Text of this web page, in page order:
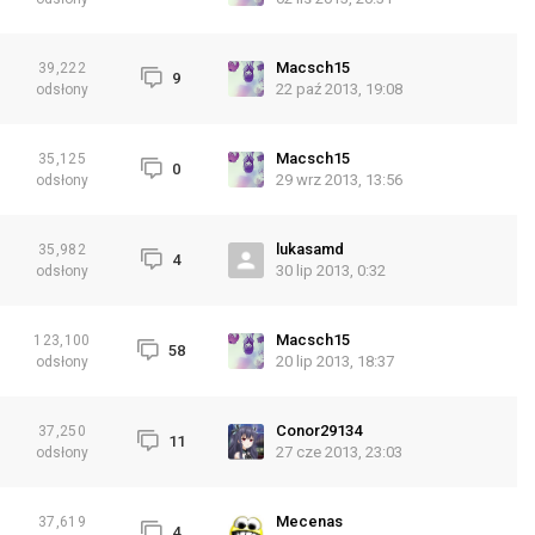
39,222
odsłony
9
Macsch15
22 paź 2013, 19:08
35,125
odsłony
0
Macsch15
29 wrz 2013, 13:56
35,982
odsłony
4
lukasamd
30 lip 2013, 0:32
123,100
odsłony
58
Macsch15
20 lip 2013, 18:37
37,250
odsłony
11
Conor29134
27 cze 2013, 23:03
37,619
Mecenas